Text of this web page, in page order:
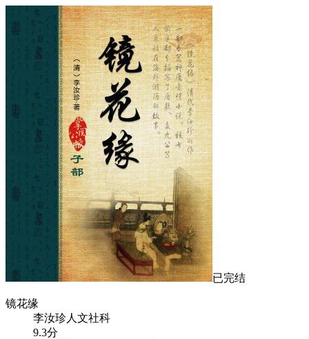
已完结
镜花缘
李汝珍人文社科
9.3分